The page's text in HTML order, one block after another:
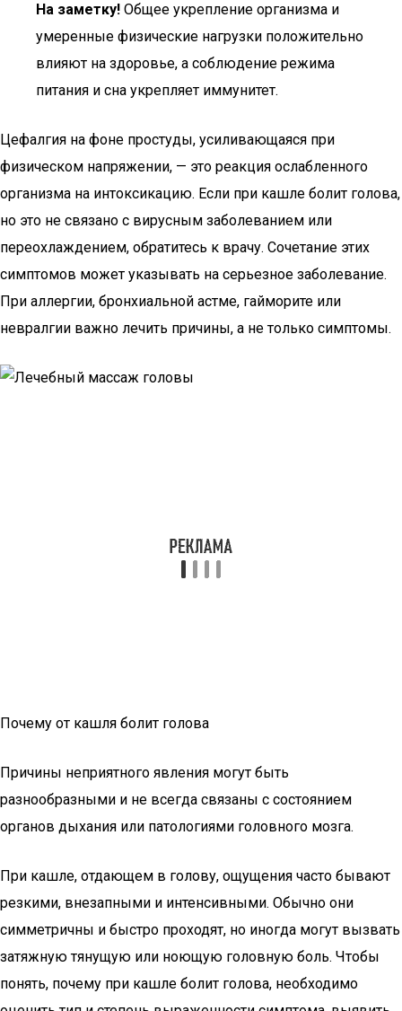
На заметку! Общее укрепление организма и
умеренные физические нагрузки положительно
влияют на здоровье, а соблюдение режима
питания и сна укрепляет иммунитет.
Цефалгия на фоне простуды, усиливающаяся при
физическом напряжении, — это реакция ослабленного
организма на интоксикацию. Если при кашле болит голова,
но это не связано с вирусным заболеванием или
переохлаждением, обратитесь к врачу. Сочетание этих
симптомов может указывать на серьезное заболевание.
При аллергии, бронхиальной астме, гайморите или
невралгии важно лечить причины, а не только симптомы.
Почему от кашля болит голова
Причины неприятного явления могут быть
разнообразными и не всегда связаны с состоянием
органов дыхания или патологиями головного мозга.
При кашле, отдающем в голову, ощущения часто бывают
резкими, внезапными и интенсивными. Обычно они
симметричны и быстро проходят, но иногда могут вызвать
затяжную тянущую или ноющую головную боль. Чтобы
понять, почему при кашле болит голова, необходимо